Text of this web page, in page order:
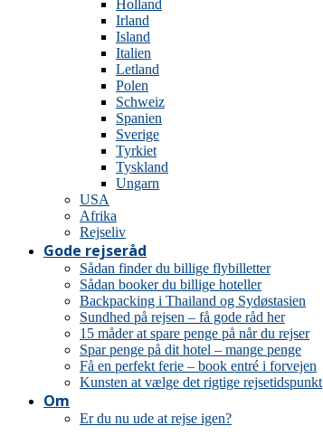
Holland
Irland
Island
Italien
Letland
Polen
Schweiz
Spanien
Sverige
Tyrkiet
Tyskland
Ungarn
USA
Afrika
Rejseliv
Gode rejseråd
Sådan finder du billige flybilletter
Sådan booker du billige hoteller
Backpacking i Thailand og Sydøstasien
Sundhed på rejsen – få gode råd her
15 måder at spare penge på når du rejser
Spar penge på dit hotel – mange penge
Få en perfekt ferie – book entré i forvejen
Kunsten at vælge det rigtige rejsetidspunkt
Om
Er du nu ude at rejse igen?